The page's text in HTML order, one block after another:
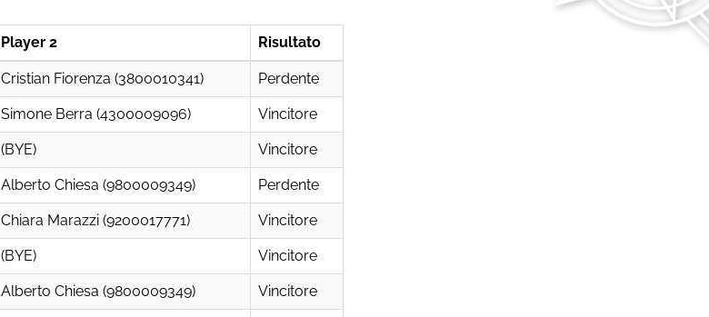
Player 2 Risultato
Cristian Fiorenza (3800010341) Perdente
Simone Berra (4300009096) Vincitore
(BYE) Vincitore
Alberto Chiesa (9800009349) Perdente
Chiara Marazzi (9200017771) Vincitore
(BYE) Vincitore
Alberto Chiesa (9800009349) Vincitore